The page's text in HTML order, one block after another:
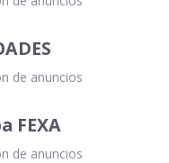
de anuncios
FEXA
de anuncios